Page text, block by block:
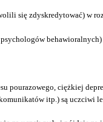
się zdyskredytować) w
pourazowego, ciężkiej
itp.) są uczciwi